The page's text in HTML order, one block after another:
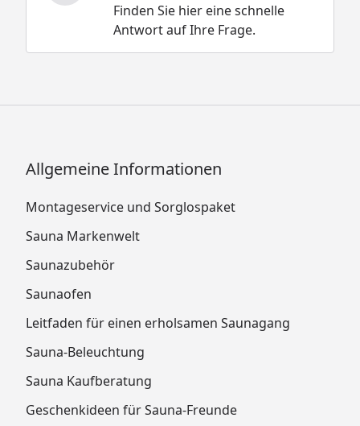
Finden Sie hier eine schnelle
Antwort auf Ihre Frage.
Allgemeine Informationen
Montageservice und Sorglospaket
Sauna Markenwelt
Saunazubehör
Saunaofen
Leitfaden für einen erholsamen Saunagang
Sauna-Beleuchtung
Sauna Kaufberatung
Geschenkideen für Sauna-Freunde